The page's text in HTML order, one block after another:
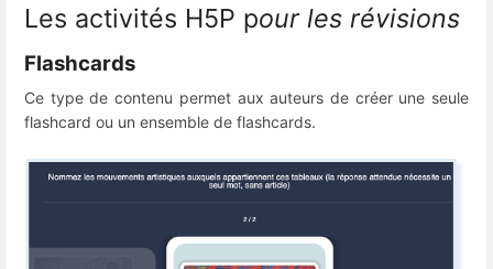
Les activités H5P pour les révisions
Flashcards
Ce type de contenu permet aux auteurs de créer une seule
flashcard ou un ensemble de flashcards.